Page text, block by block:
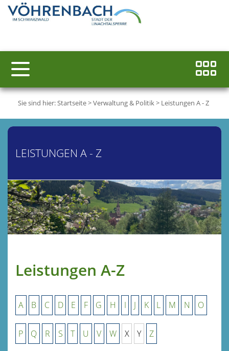
Sie sind hier:Startseite>Verwaltung & Politik> Leistungen A - Z
LEISTUNGEN A - Z
Leistungen A-Z
A B C D E F G H I J K L M N O
P Q R S T U V W X Y Z